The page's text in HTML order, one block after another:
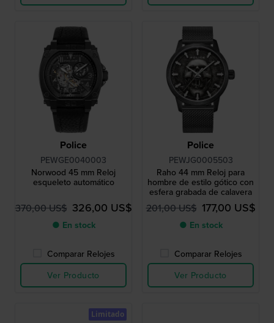
Police
PEWGE0040003
Norwood 45 mm Reloj
esqueleto automático
370,00 US$ 326,00 US$
● En stock
Comparar Relojes
Ver Producto
Police
PEWJG0005503
Raho 44 mm Reloj para
hombre de estilo gótico con
esfera grabada de calavera
201,00 US$ 177,00 US$
● En stock
Comparar Relojes
Ver Producto
Limitado